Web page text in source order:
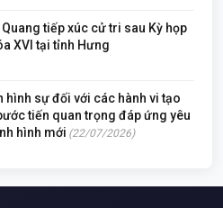
tiếp xúc cử tri sau Kỳ họp
XVI tại tỉnh Hưng
hình sự đối với các hành vi tạo
tiến quan trọng đáp ứng yêu
hình mới (22/07/2026)